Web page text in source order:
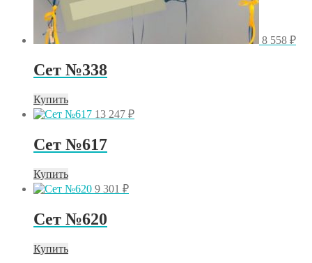
8 558 ₽
Сет №338
Купить
13 247 ₽
Сет №617
Купить
9 301 ₽
Сет №620
Купить